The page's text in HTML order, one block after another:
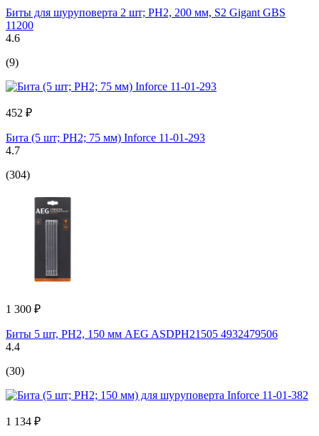
Биты для шуруповерта 2 шт; PH2, 200 мм, S2 Gigant GBS
11200
4.6
(9)
452 ₽
Бита (5 шт; PH2; 75 мм) Inforce 11-01-293
4.7
(304)
1 300 ₽
Биты 5 шт, РН2, 150 мм AEG ASDPH21505 4932479506
4.4
(30)
1 134 ₽